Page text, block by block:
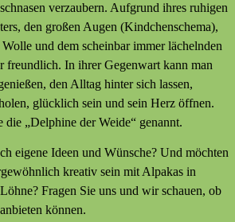
verzaubern. Aufgrund ihres ruhigen
den großen Augen (Kindchenschema),
und dem scheinbar immer lächelnden
freundlich. In ihrer Gegenwart kann man
den Alltag hinter sich lassen,
glücklich sein und sein Herz öffnen.
die „Delphine der Weide“ genannt.
eigene Ideen und Wünsche? Und möchten
kreativ sein mit Alpakas in
Fragen Sie uns und wir schauen, ob
können.